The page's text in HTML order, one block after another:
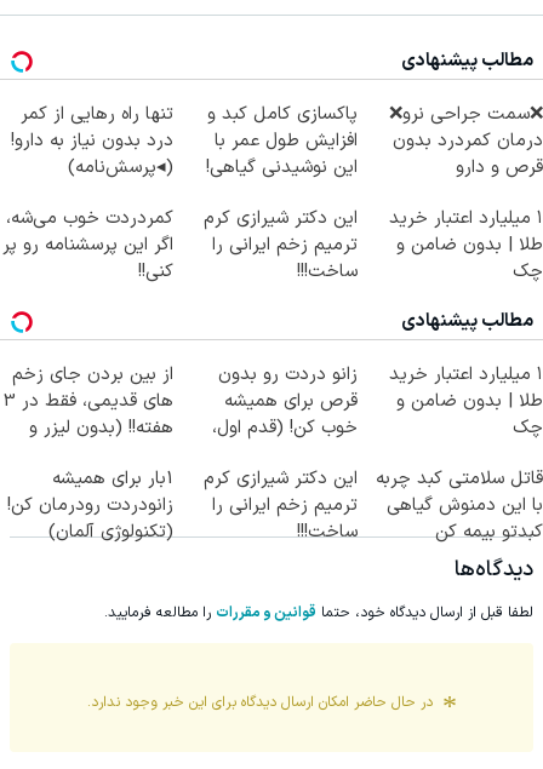
مطالب پیشنهادی
❌سمت جراحی نرو❌
درمان کمردرد بدون
قرص و دارو
پاکسازی کامل کبد و
افزایش طول عمر با
این نوشیدنی گیاهی!
تنها راه رهایی از کمر
درد بدون نیاز به دارو!
(◂پرسش‌نامه)
۱ میلیارد اعتبار خرید
طلا | بدون ضامن و
چک
این دکتر شیرازی کرم
ترمیم زخم ایرانی را
ساخت!!!
کمردردت خوب می‌شه،
اگر این پرسشنامه رو پر
کنی!!
مطالب پیشنهادی
۱ میلیارد اعتبار خرید
طلا | بدون ضامن و
چک
زانو دردت رو بدون
قرص برای همیشه
خوب کن! (قدم اول،
از بین بردن جای زخم
های قدیمی، فقط در 3
هفته!! (بدون لیزر و
قاتل سلامتی کبد چربه
با این دمنوش گیاهی
کبدتو بیمه کن
این دکتر شیرازی کرم
ترمیم زخم ایرانی را
ساخت!!!
1بار برای همیشه
زانودردت رودرمان کن!
(تکنولوژی آلمان)
دیدگاه‌ها
لطفا قبل از ارسال دیدگاه خود، حتما قوانین و مقررات را مطالعه فرمایید.
در حال حاضر امکان ارسال دیدگاه برای این خبر وجود ندارد.